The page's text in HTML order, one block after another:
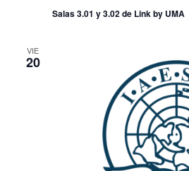
Salas 3.01 y 3.02 de Link by UMA
VIE
20